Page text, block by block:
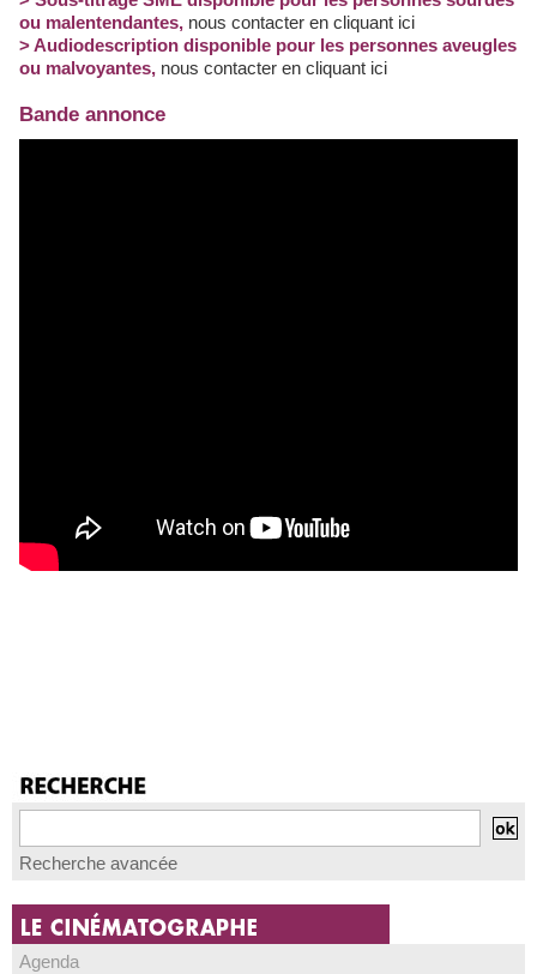
ou malentendantes, nous contacter en cliquant ici
> Audiodescription disponible pour les personnes aveugles
ou malvoyantes, nous contacter en cliquant ici
Bande annonce
Recherche avancée
Agenda